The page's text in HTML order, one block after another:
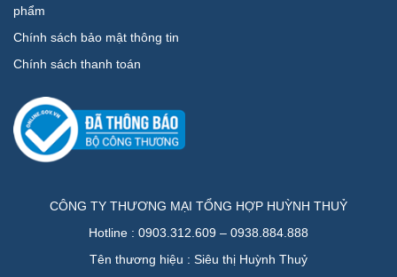
phẩm
Chính sách bảo mật thông tin
Chính sách thanh toán
CÔNG TY THƯƠNG MẠI TỔNG HỢP HUỲNH THUỶ
Hotline : 0903.312.609 – 0938.884.888
Tên thương hiệu : Siêu thị Huỳnh Thuỷ